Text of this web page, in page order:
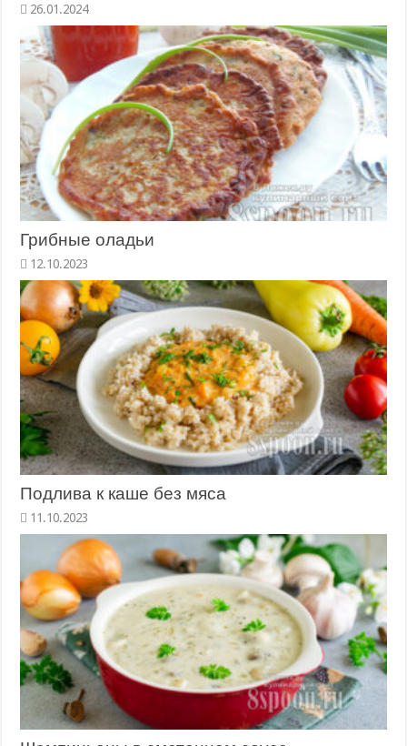
Грибные оладьи
Подлива к каше без мяса